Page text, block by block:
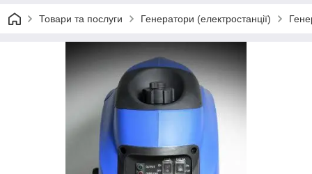
Товари та послуги Генератори (електростанції)